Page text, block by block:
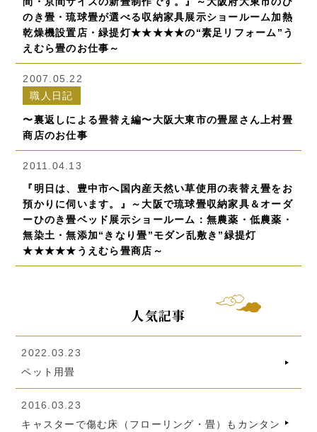
のき畳・琉球畳が選べる収納家具展示ショールーム加熱
乾燥機設置店・緑提灯★★★★★の“素足リフォーム”う
えむら畳のお仕事～
2007.05.22
職人日記
〜裏返しによる畳替え編〜大阪大東市の畳屋さん上村畳
商店のお仕事
2011.04.13
『明日は、豊中市へ国内産天然い草使用の表替え畳をお
預かりに伺います。』～大阪で琉球畳収納家具＆オーダ
ーひのき畳ベッド展示ショールーム：無農薬・低農薬・
無染土・無添加“きなり畳”モダン乱敷き”緑提灯
★★★★★うえむら畳商店～
人気記事
2022.03.23
ペット用畳
2016.03.23
キャスターで傷む床（フローリング・畳）もカンタン